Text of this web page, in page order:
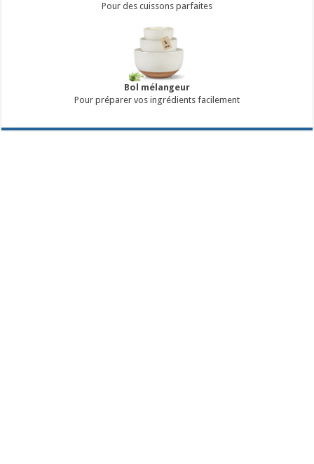
Pour des cuissons parfaites
Bol mélangeur
Pour préparer vos ingrédients facilement